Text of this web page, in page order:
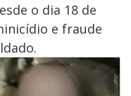
o dia 18 de
e fraude